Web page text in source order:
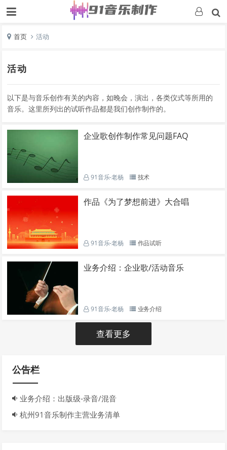
首页 活动
活动
以下是与音乐创作有关的内容，如晚会，演出，各类仪式等所用的
音乐。这里所列出的试听作品都是我们创作制作的。
企业歌创作制作常见问题FAQ
91音乐-老杨 技术
作品《为了梦想前进》大合唱
91音乐-老杨 作品试听
业务介绍：企业歌/活动音乐
91音乐-老杨 业务介绍
查看更多
公告栏
业务介绍：出版级-录音/混音
杭州91音乐制作主营业务清单